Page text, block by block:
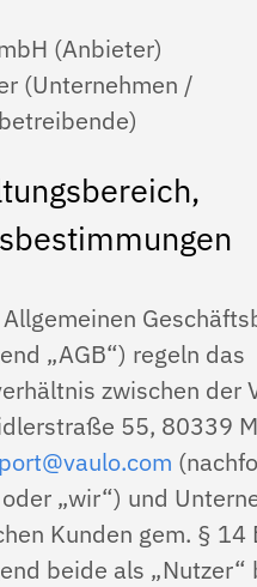
FÜR FREELANCER
SUPPORT PLÄNE
BLOG
HILFE
LOGIN
(Anbieter)
(Unternehmen /
Allgemeinen
„AGB“) regeln das
zwischen der
55, 80339
oder „wir“) und
Kunden gem. § 14
beide als „Nutzer“